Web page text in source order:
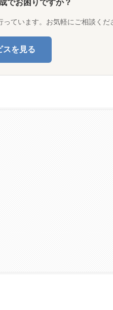
でお困りですか？
ています。お気軽にご相談くだ
スを見る